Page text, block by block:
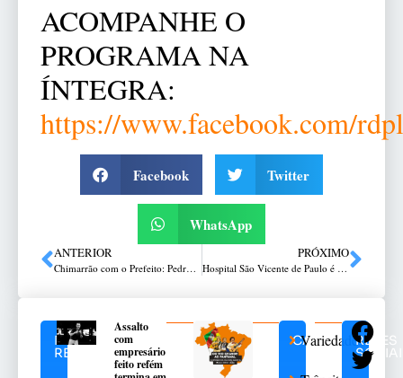
ACOMPANHE O
PROGRAMA NA
ÍNTEGRA:
https://www.facebook.com/
Facebook Twitter
WhatsApp
ANTERIOR
Chimarrão com o Prefeito: Pedro Almeida confirma a retomada do Rodeio de Passo Fundo
PRÓXIMO
Hospital São Vicente de Paulo é destaque no uso efetivo de antibióticos
NOTÍCIAS
RELACIONADAS
Assalto
com
empresário
feito refém
CATEGORIAS
VariedadesREDES